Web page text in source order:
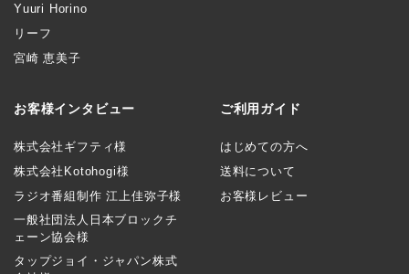
Yuuri Horino
リーフ
宮崎 恵美子
お客様インタビュー
株式会社ギフティ様
株式会社Kotohogi様
ラジオ番組制作 江上佳弥子様
一般社団法人日本ブロックチ
ェーン協会様
タップジョイ・ジャパン株式
ご利用ガイド
はじめての方へ
送料について
お客様レビュー